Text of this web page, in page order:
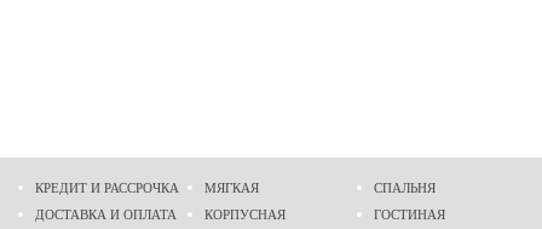
КРЕДИТ И РАССРОЧКА
ДОСТАВКА И ОПЛАТА
МЯГКАЯ
КОРПУСНАЯ
СПАЛЬНЯ
ГОСТИНАЯ